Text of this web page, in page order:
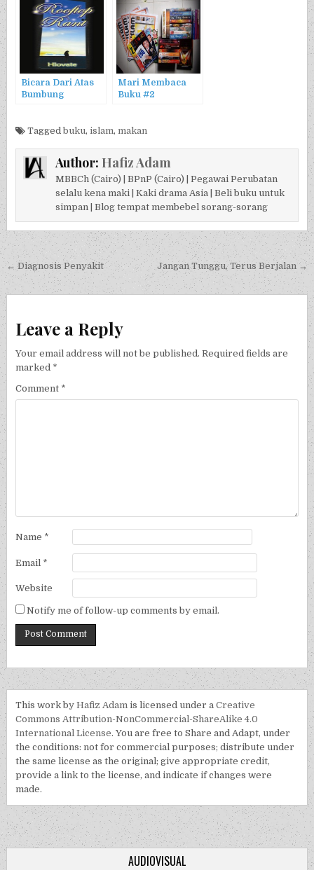
Bicara Dari Atas
Bumbung
Mari Membaca
Buku #2
Taggedbuku,islam, makan
Author: Hafiz Adam
MBBCh (Cairo) | BPnP (Cairo) | Pegawai Perubatan
selalu kena maki | Kaki drama Asia | Beli buku untuk
simpan | Blog tempat membebel sorang-sorang
Post navigation
← Diagnosis Penyakit Jangan Tunggu, Terus Berjalan →
Leave a Reply
Your email address will not be published. Required fields are
marked *
Comment *
Name *
Email *
Website
Notify me of follow-up comments by email.
This work byHafiz Adam is licensed under aCreative
Commons Attribution-NonCommercial-ShareAlike 4.0
International License. You are free to Share and Adapt, under
the conditions: not for commercial purposes; distribute under
the same license as the original; give appropriate credit,
provide a link to the license, and indicate if changes were
made.
AUDIOVISUAL